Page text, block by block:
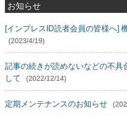
お知らせ
[インプレスID読者会員の皆様へ]
(2023/4/19)
記事の続きが読めないなどの不具
して
(2022/12/14)
定期メンテナンスのお知らせ